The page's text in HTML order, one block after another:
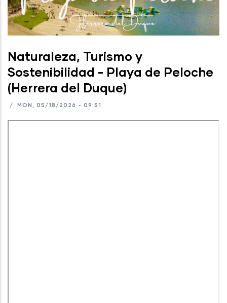
Naturaleza, Turismo y
Sostenibilidad - Playa de Peloche
(Herrera del Duque)
/ MON, 05/18/2026 - 09:51